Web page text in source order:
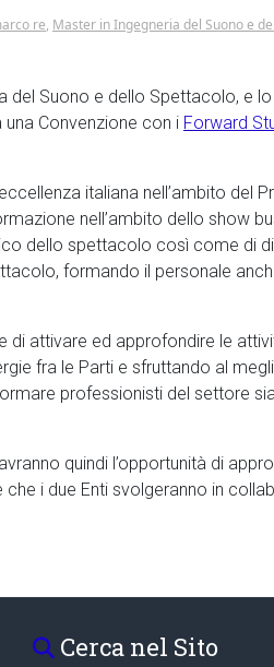
re, Master in Ingegneria del Suono e
del Suono e dello Spettacolo, e lo
Convenzione con i Forward
italiana nell’ambito del
nell’ambito dello show
dello spettacolo così come di
formando il personale
di attivare ed approfondire le
fra le Parti e sfruttando al
professionisti del settore
quindi l’opportunità di
i due Enti svolgeranno in
Cerca nel Sito